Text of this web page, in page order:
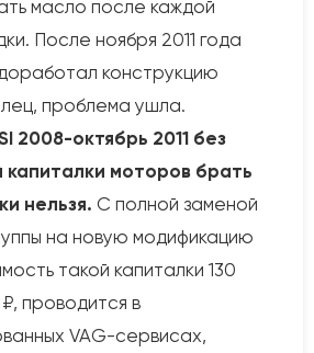
масло после каждой
После ноября 2011 года
конструкцию
проблема ушла.
2008-октябрь 2011 без
моторов брать
нельзя. С полной заменой
на новую модификацию
такой капиталки 130
проводится в
VAG-сервисах,